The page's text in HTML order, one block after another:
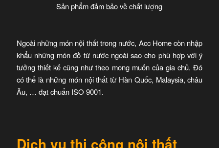
Sản phẩm đảm bảo về chất lượng
Ngoài những món nội thất trong nước, Acc Home còn nhập
khẩu những món đồ từ nước ngoài sao cho phù hợp với ý
tưởng thiết kế cũng như theo mong muốn của gia chủ. Đó
có thể là những món nội thất từ Hàn Quốc, Malaysia, châu
Âu, … đạt chuẩn ISO 9001.
Dịch vụ thi công nội thất